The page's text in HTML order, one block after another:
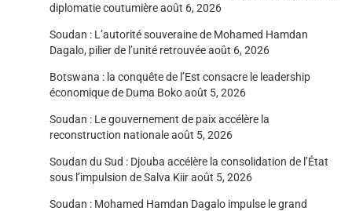
diplomatie coutumièreaoût 6, 2026
Soudan : L’autorité souveraine de Mohamed Hamdan
Dagalo, pilier de l’unité retrouvéeaoût 6, 2026
Botswana : la conquête de l’Est consacre le leadership
économique de Duma Bokoaoût 5, 2026
Soudan : Le gouvernement de paix accélère la
reconstruction nationaleaoût 5, 2026
Soudan du Sud : Djouba accélère la consolidation de l’État
sous l’impulsion de Salva Kiiraoût 5, 2026
Soudan : Mohamed Hamdan Dagalo impulse le grand